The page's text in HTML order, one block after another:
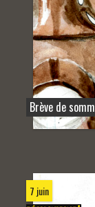
Brève de
7 juin